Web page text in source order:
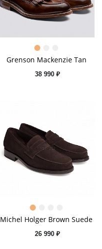
Grenson Mackenzie Tan
38 990 ₽
Michel Holger Brown Suede
26 990 ₽